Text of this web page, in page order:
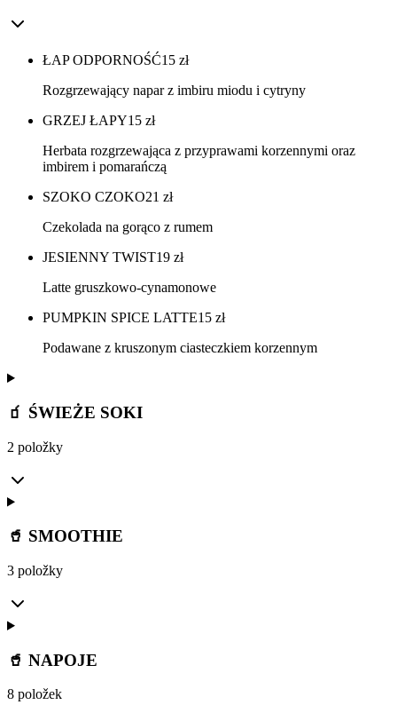
ŁAP ODPORNOŚĆ15 zł
Rozgrzewający napar z imbiru miodu i cytryny
GRZEJ ŁAPY15 zł
Herbata rozgrzewająca z przyprawami korzennymi oraz
imbirem i pomarańczą
SZOKO CZOKO21 zł
Czekolada na gorąco z rumem
JESIENNY TWIST19 zł
Latte gruszkowo-cynamonowe
PUMPKIN SPICE LATTE15 zł
Podawane z kruszonym ciasteczkiem korzennym
🧃 ŚWIEŻE SOKI
2 položky
🥤 SMOOTHIE
3 položky
🥤 NAPOJE
8 položek